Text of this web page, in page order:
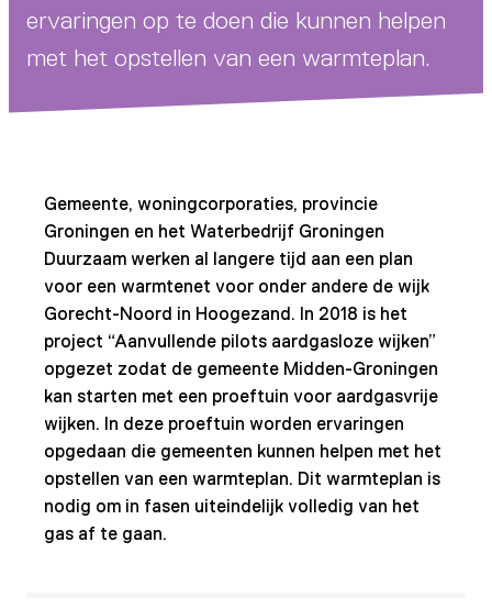
ervaringen op te doen die kunnen helpen
met het opstellen van een warmteplan.
Gemeente, woningcorporaties, provincie
Groningen en het Waterbedrijf Groningen
Duurzaam werken al langere tijd aan een plan
voor een warmtenet voor onder andere de wijk
Gorecht-Noord in Hoogezand. In 2018 is het
project “Aanvullende pilots aardgasloze wijken”
opgezet zodat de gemeente Midden-Groningen
kan starten met een proeftuin voor aardgasvrije
wijken. In deze proeftuin worden ervaringen
opgedaan die gemeenten kunnen helpen met het
opstellen van een warmteplan. Dit warmteplan is
nodig om in fasen uiteindelijk volledig van het
gas af te gaan.